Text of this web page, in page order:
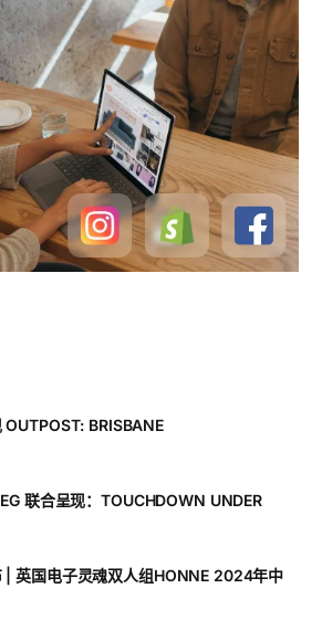
OUTPOST: BRISBANE
联合呈现：TOUCHDOWN UNDER
| 英国电子灵魂双人组HONNE 2024年中